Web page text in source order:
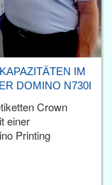
IM
DOMINO N730I
Crown
einer
Printing